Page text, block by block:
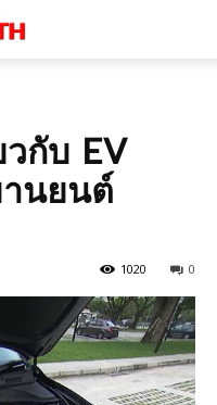
กับ EV
นยนต์
0
1020